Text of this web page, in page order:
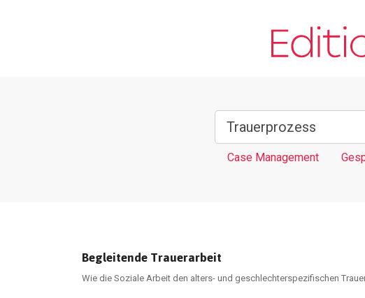
Case Management
Begleitende Trauerarbeit
Wie die Soziale Arbeit den alters- und geschlechterspezifischen